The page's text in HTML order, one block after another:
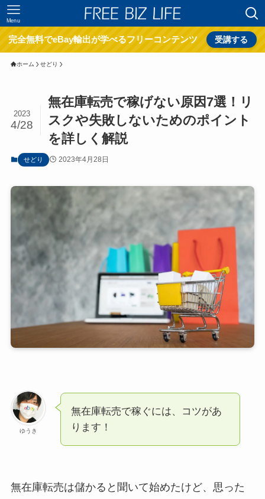
Menu
完全無料でeBay輸出が学べるフリーコンテンツ 受講する
ホーム せどり
無在庫転売で稼げない原因7選！リ
スクや失敗しないためのポイント
を詳しく解説
2023
4/28
せどり 2023年4月28日
ゆうき
無在庫転売で稼ぐには、コツがあ
ります！
無在庫転売は儲かると聞いて始めたけど、思った